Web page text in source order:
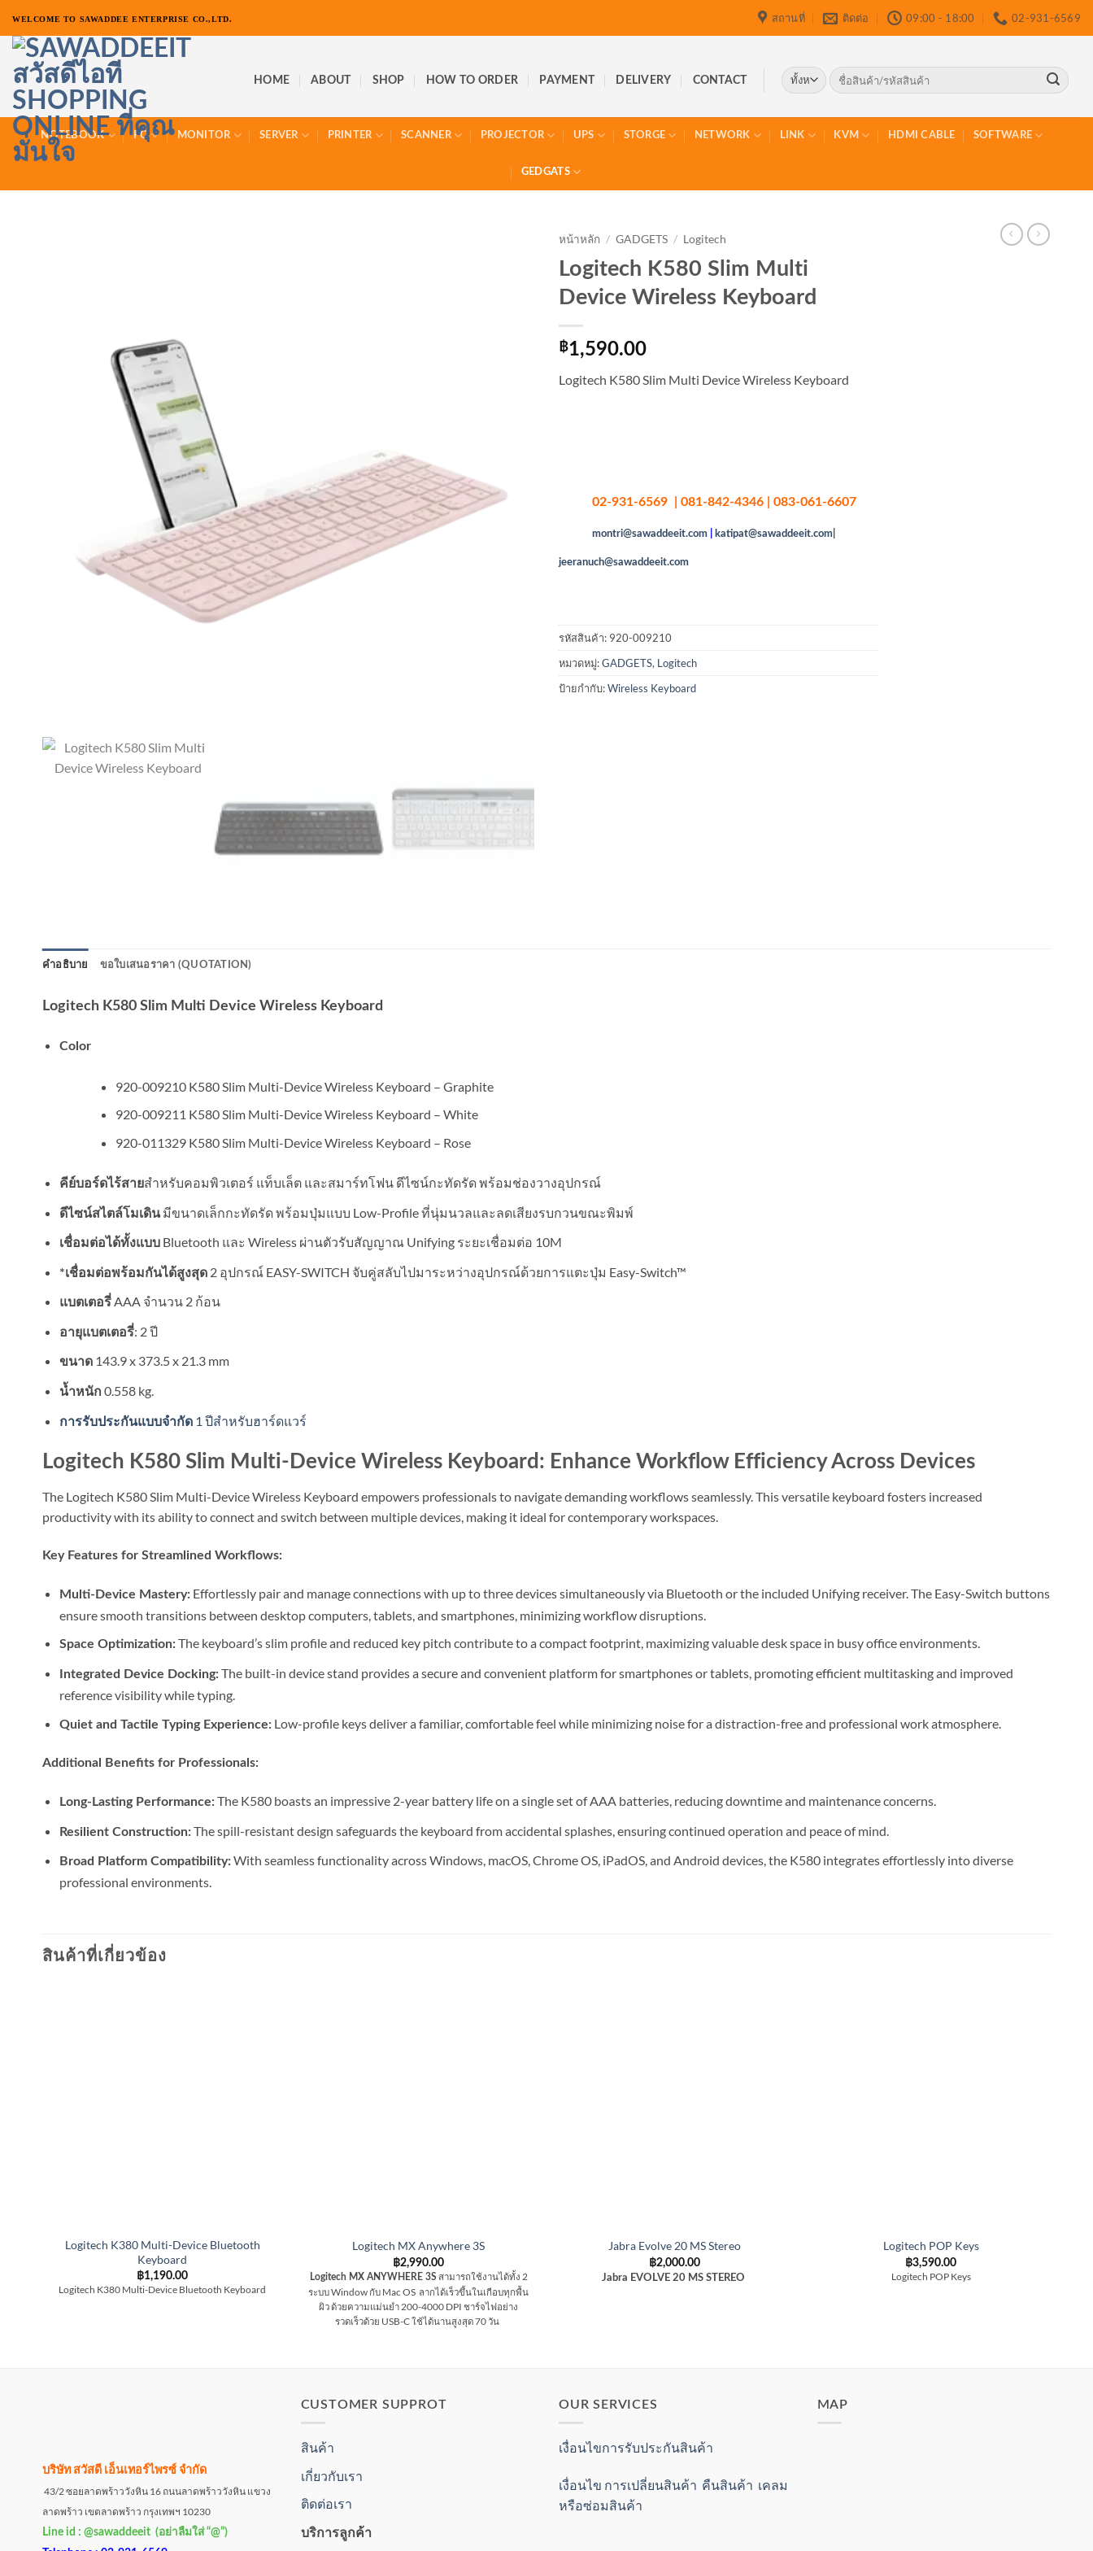
ยัง
เนื้อหา
WELCOME TO SAWADDEE ENTERPRISE CO.,LTD. สถานที่ ติดต่อ 09:00 - 18:00 02-931-6569
HOME ABOUT SHOP HOW TO ORDER PAYMENT DELIVERY CONTACT
ค้นหา:
NOTEBOOK PC MONITOR SERVER PRINTER SCANNER PROJECTOR UPS STORGE NETWORK LINK KVM HDMI CABLE SOFTWARE
GEDGATS
หน้าหลัก / GADGETS / Logitech
Logitech K580 Slim Multi
Device Wireless Keyboard
฿1,590.00
Logitech K580 Slim Multi Device Wireless Keyboard
02-931-6569 | 081-842-4346 | 083-061-6607
montri@sawaddeeit.com katipat@sawaddeeit.com|
jeeranuch@sawaddeeit.com
รหัสสินค้า: 920-009210
หมวดหมู่:GADGETS, Logitech
ป้ายกำกับ:Wireless Keyboard
คำอธิบาย ขอใบเสนอราคา (QUOTATION)
Logitech K580 Slim Multi Device Wireless Keyboard
Color
920-009210 K580 Slim Multi-Device Wireless Keyboard – Graphite
920-009211 K580 Slim Multi-Device Wireless Keyboard – White
920-011329 K580 Slim Multi-Device Wireless Keyboard – Rose
คีย์บอร์ดไร้สายสำหรับคอมพิวเตอร์ แท็บเล็ต และสมาร์ทโฟน ดีไซน์กะทัดรัด พร้อมช่องวางอุปกรณ์
ดีไซน์สไตล์โมเดินมีขนาดเล็กกะทัดรัด พร้อมปุ่มแบบ Low-Profile ที่นุ่มนวลและลดเสียงรบกวนขณะพิมพ์
เชื่อมต่อได้ทั้งแบบBluetooth และ Wireless ผ่านตัวรับสัญญาณ Unifying ระยะเชื่อมต่อ 10M
*เชื่อมต่อพร้อมกันได้สูงสุด2 อุปกรณ์ EASY-SWITCH จับคู่สลับไปมาระหว่างอุปกรณ์ด้วยการแตะปุ่ม Easy-Switch™
แบตเตอรี่AAA จำนวน 2 ก้อน
อายุแบตเตอรี่: 2 ปี
ขนาด143.9 x 373.5 x 21.3 mm
น้ำหนัก 0.558 kg.
การรับประกันแบบจำกัด1 ปีสำหรับฮาร์ดแวร์
Logitech K580 Slim Multi-Device Wireless Keyboard: Enhance Workflow Efficiency Across Devices
The Logitech K580 Slim Multi-Device Wireless Keyboard empowers professionals to navigate demanding workflows seamlessly. This versatile keyboard fosters increased
productivity with its ability to connect and switch between multiple devices, making it ideal for contemporary workspaces.
Key Features for Streamlined Workflows:
Multi-Device Mastery:Effortlessly pair and manage connections with up to three devices simultaneously via Bluetooth or the included Unifying receiver. The Easy-Switch buttons
ensure smooth transitions between desktop computers, tablets, and smartphones, minimizing workflow disruptions.
Space Optimization:The keyboard’s slim profile and reduced key pitch contribute to a compact footprint, maximizing valuable desk space in busy office environments.
Integrated Device Docking:The built-in device stand provides a secure and convenient platform for smartphones or tablets, promoting efficient multitasking and improved
reference visibility while typing.
Quiet and Tactile Typing Experience:Low-profile keys deliver a familiar, comfortable feel while minimizing noise for a distraction-free and professional work atmosphere.
Additional Benefits for Professionals:
Long-Lasting Performance:The K580 boasts an impressive 2-year battery life on a single set of AAA batteries, reducing downtime and maintenance concerns.
Resilient Construction:The spill-resistant design safeguards the keyboard from accidental splashes, ensuring continued operation and peace of mind.
Broad Platform Compatibility:With seamless functionality across Windows, macOS, Chrome OS, iPadOS, and Android devices, the K580 integrates effortlessly into diverse
professional environments.
สินค้าที่เกี่ยวข้อง
Logitech K380 Multi-Device Bluetooth
Keyboard
฿1,190.00
Logitech K380 Multi-Device Bluetooth Keyboard
Logitech MX Anywhere 3S
฿2,990.00
Logitech MX ANYWHERE 3S สามารถใช้งานได้ทั้ง 2
ระบบ Window กับ Mac OS ลากได้เร็วขึ้นในเกือบทุกพื้น
ผิว ด้วยความแม่นยำ 200-4000 DPI ชาร์จไฟอย่าง
รวดเร็วด้วย USB-C ใช้ได้นานสูงสุด 70 วัน
Jabra Evolve 20 MS Stereo
฿2,000.00
Jabra EVOLVE 20 MS STEREO
Logitech POP Keys
฿3,590.00
Logitech POP Keys
บริษัท สวัสดี เอ็นเทอร์ไพรซ์ จำกัด
43/2 ซอยลาดพร้าววังหิน 16 ถนนลาดพร้าววังหิน แขวง
ลาดพร้าว เขตลาดพร้าว กรุงเทพฯ 10230
Line id : @sawaddeeit (อย่าลืมใส่ “@”)
CUSTOMER SUPPROT
สินค้า
เกี่ยวกับเรา
ติดต่อเรา
บริการลูกค้า
OUR SERVICES
เงื่อนไขการรับประกันสินค้า
เงื่อนไข การเปลี่ยนสินค้า คืนสินค้า เคลม
หรือซ่อมสินค้า
MAP